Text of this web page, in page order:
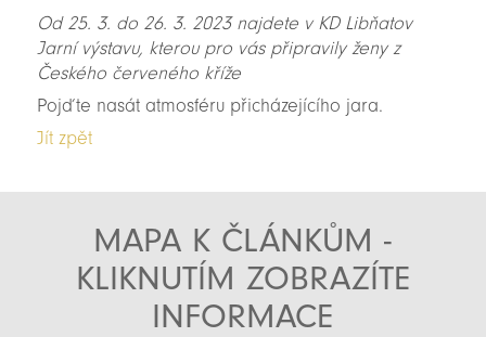
Od 25. 3. do 26. 3. 2023 najdete v KD Libňatov
Jarní výstavu, kterou pro vás připravily ženy z
Českého červeného kříže
Pojďte nasát atmosféru přicházejícího jara.
Jít zpět
MAPA K ČLÁNKŮM -
KLIKNUTÍM ZOBRAZÍTE
INFORMACE